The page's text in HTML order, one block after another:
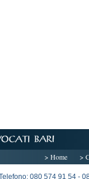
> Home >
080 574 91 54 -